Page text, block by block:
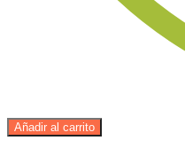
Añadir al carrito